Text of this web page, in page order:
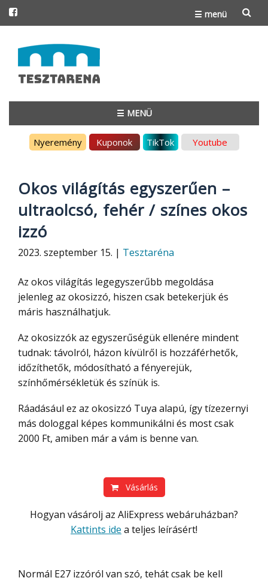
☰ menü
to
content
☰ MENÜ
Nyeremény Kuponok TikTok Youtube
Okos világítás egyszerűen –
ultraolcsó, fehér / színes okos
izzó
2023. szeptember 15. | Tesztaréna
Az okos világítás legegyszerűbb megoldása
jelenleg az okosizzó, hiszen csak betekerjük és
máris használhatjuk.
Az okosizzók az egyszerűségük ellenére mindent
tudnak: távolról, házon kívülről is hozzáférhetők,
időzíthetők, módosítható a fényerejük,
színhőmérsékletük és színük is.
Ráadásául ez az okosizzó Tuya alapú, így tízezernyi
más dologgal képes kommunikálni és most csak
2000 Ft, amiben már a vám is benne van.
Vásárlás
Hogyan vásárolj az AliExpress webáruházban?
Kattints ide a teljes leírásért!
Normál E27 izzóról van szó, tehát csak be kell